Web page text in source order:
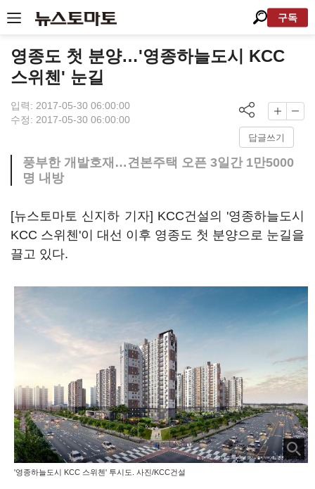
구독
영종도 첫 분양…'영종하늘도시 KCC
스위첸' 눈길
입력: 2017-05-30 06:00:00
수정: 2017-05-30 06:00:00
답글쓰기
풍부한 개발호재…견본주택 오픈 3일간 1만5000
명 내방
[뉴스토마토 신지하 기자] KCC건설의 '영종하늘도시
KCC 스위첸'이 대선 이후 영종도 첫 분양으로 눈길을
끌고 있다.
'영종하늘도시 KCC 스위첸' 투시도. 사진/KCC건설